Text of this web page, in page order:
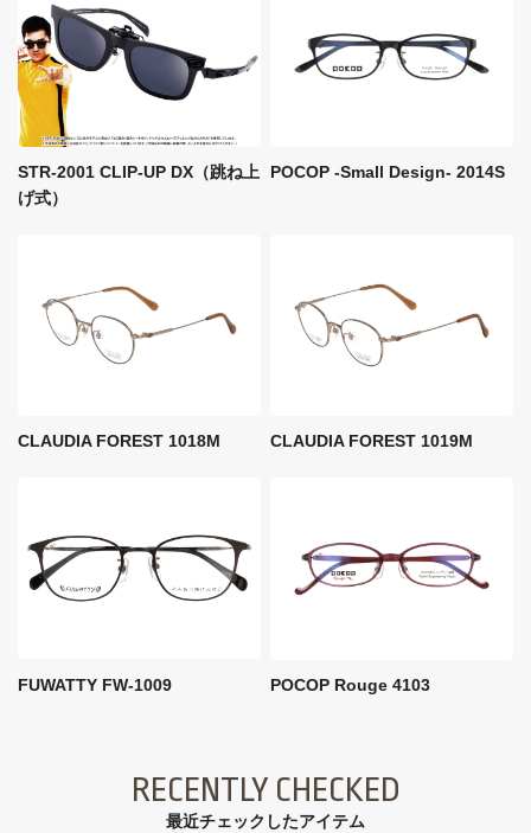
STR-2001 CLIP-UP DX（跳ね上
げ式）
POCOP -Small Design- 2014S
CLAUDIA FOREST 1018M CLAUDIA FOREST 1019M
FUWATTY FW-1009 POCOP Rouge 4103
RECENTLY CHECKED
最近チェックしたアイテム